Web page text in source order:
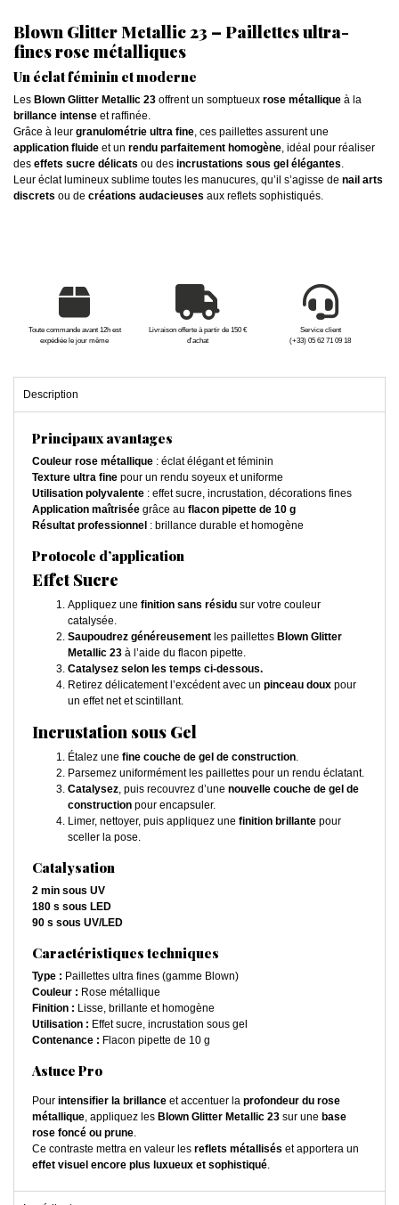
Blown Glitter Metallic 23 – Paillettes ultra-
fines rose métalliques
Un éclat féminin et moderne
Les Blown Glitter Metallic 23 offrent un somptueux rose métallique à la
brillance intense et raffinée.
Grâce à leur granulométrie ultra fine, ces paillettes assurent une
application fluide et un rendu parfaitement homogène, idéal pour réaliser
des effets sucre délicats ou des incrustations sous gel élégantes.
Leur éclat lumineux sublime toutes les manucures, qu’il s’agisse de nail arts
discrets ou de créations audacieuses aux reflets sophistiqués.
Toute commande avant 12h est
expédiée le jour même
Livraison offerte à partir de 150 €
d'achat
Service client
(+33) 05 62 71 09 18
Description
Principaux avantages
Couleur rose métallique : éclat élégant et féminin
Texture ultra fine pour un rendu soyeux et uniforme
Utilisation polyvalente : effet sucre, incrustation, décorations fines
Application maîtrisée grâce au flacon pipette de 10 g
Résultat professionnel : brillance durable et homogène
Protocole d’application
Effet Sucre
Appliquez une finition sans résidu sur votre couleur
catalysée.
Saupoudrez généreusement les paillettes Blown Glitter
Metallic 23 à l’aide du flacon pipette.
Catalysez selon les temps ci-dessous.
Retirez délicatement l’excédent avec un pinceau doux pour
un effet net et scintillant.
Incrustation sous Gel
Étalez une fine couche de gel de construction.
Parsemez uniformément les paillettes pour un rendu éclatant.
Catalysez, puis recouvrez d’une nouvelle couche de gel de
construction pour encapsuler.
Limer, nettoyer, puis appliquez une finition brillante pour
sceller la pose.
Catalysation
2 min sous UV
180 s sous LED
90 s sous UV/LED
Caractéristiques techniques
Type : Paillettes ultra fines (gamme Blown)
Couleur : Rose métallique
Finition : Lisse, brillante et homogène
Utilisation : Effet sucre, incrustation sous gel
Contenance : Flacon pipette de 10 g
Astuce Pro
Pour intensifier la brillance et accentuer la profondeur du rose
métallique, appliquez les Blown Glitter Metallic 23 sur une base
rose foncé ou prune.
Ce contraste mettra en valeur les reflets métallisés et apportera un
effet visuel encore plus luxueux et sophistiqué.